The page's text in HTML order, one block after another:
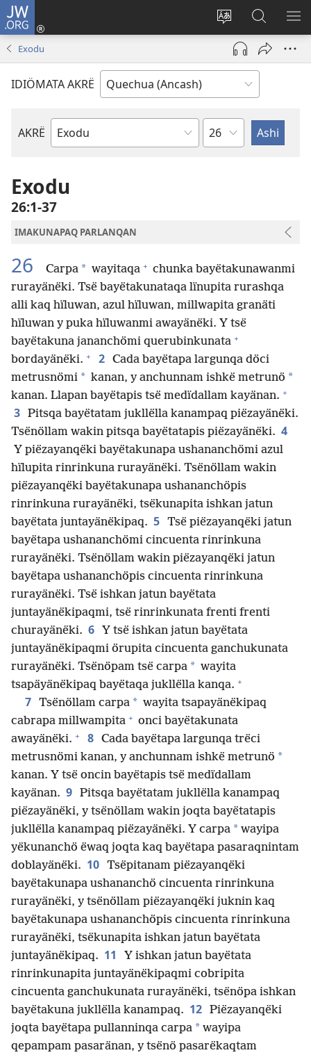
JW.ORG
Päginapa
idiömanta
jukman
cambianëkipaq
Cuentëkiman
yëkuy
(abre
nueva
JW.ORG
Exodu
IDIÖMATA AKRË
AKRË
Libro
la
Biblia
Capítulo
Exodu
26:1-37
IMAKUNAPAQ PARLANQAN
26 Carpa * wayitaqa + chunka bayëtakunawanmi
rurayänëki. Tsë bayëtakunataqa lïnupita rurashqa
alli kaq hïluwan, azul hïluwan, millwapita granäti
hïluwan y puka hïluwanmi awayänëki. Y tsë
bayëtakuna jananchömi querubinkunata +
bordayänëki. + 2 Cada bayëtapa largunqa döci
metrusnömi * kanan, y anchunnam ishkë metrunö *
kanan. Llapan bayëtapis tsë medïdallam kayänan. +
3 Pitsqa bayëtatam jukllëlla kanampaq piëzayänëki.
Tsënöllam wakin pitsqa bayëtatapis piëzayänëki. 4
Y piëzayanqëki bayëtakunapa ushananchömi azul
hïlupita rinrinkuna rurayänëki. Tsënöllam wakin
piëzayanqëki bayëtakunapa ushananchöpis
rinrinkuna rurayänëki, tsëkunapita ishkan jatun
bayëtata juntayänëkipaq. 5 Tsë piëzayanqëki jatun
bayëtapa ushananchömi cincuenta rinrinkuna
rurayänëki. Tsënöllam wakin piëzayanqëki jatun
bayëtapa ushananchöpis cincuenta rinrinkuna
rurayänëki. Tsë ishkan jatun bayëtata
juntayänëkipaqmi, tsë rinrinkunata frenti frenti
churayänëki. 6
Y tsë ishkan jatun bayëtata
juntayänëkipaqmi örupita cincuenta ganchukunata
rurayänëki. Tsënöpam tsë carpa * wayita
tsapäyänëkipaq bayëtaqa jukllëlla kanqa. +
7 Tsënöllam carpa * wayita tsapayänëkipaq
cabrapa millwampita + onci bayëtakunata
awayänëki. + 8 Cada bayëtapa largunqa trëci
metrusnömi kanan, y anchunnam ishkë metrunö *
kanan. Y tsë oncin bayëtapis tsë medïdallam
kayänan. 9 Pitsqa bayëtatam jukllëlla kanampaq
piëzayänëki, y tsënöllam wakin joqta bayëtatapis
jukllëlla kanampaq piëzayänëki. Y carpa * wayipa
yëkunanchö ëwaq joqta kaq bayëtapa pasaraqnintam
doblayänëki. 10 Tsëpitanam piëzayanqëki
bayëtakunapa ushananchö cincuenta rinrinkuna
rurayänëki, y tsënöllam piëzayanqëki juknin kaq
bayëtakunapa ushananchöpis cincuenta rinrinkuna
rurayänëki, tsëkunapita ishkan jatun bayëtata
juntayänëkipaq. 11
Y ishkan jatun bayëtata
rinrinkunapita juntayänëkipaqmi cobripita
cincuenta ganchukunata rurayänëki, tsënöpa ishkan
bayëtakuna jukllëlla kanampaq. 12 Piëzayanqëki
joqta bayëtapa pullanninqa carpa * wayipa
qepampam pasaränan, y tsënö pasarëkaqtam